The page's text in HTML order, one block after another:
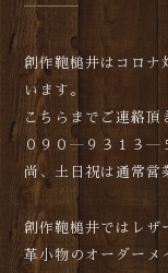
創作鞄槌井はコロナ
います。
こちらまでご連絡頂
０９０―９３１３―
尚、土日祝は通常営
創作鞄槌井ではレザ
革小物のオーダーメ